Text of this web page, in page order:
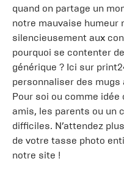
quand on partage un
notre mauvaise humeur
silencieusement aux
pourquoi se contenter
générique ? Ici sur
personnaliser des
Pour soi ou comme
amis, les parents ou un
difficiles. N’attendez
de votre tasse photo
notre site !